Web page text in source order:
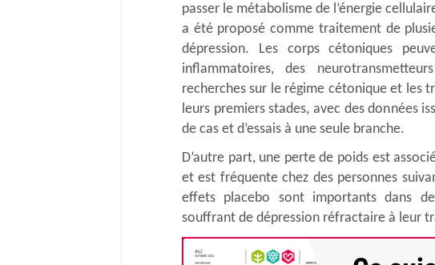
passer le métabolisme de l’énergie
a été proposé comme traitement de
dépression. Les corps cétoniques
inflammatoires, des
recherches sur le régime cétonique et les
leurs premiers stades, avec des données
de cas et d’essais à une seule branche.
D’autre part, une perte de poids est
et est fréquente chez des personnes
effets placebo sont importants dans
souffrant de dépression réfractaire à leur